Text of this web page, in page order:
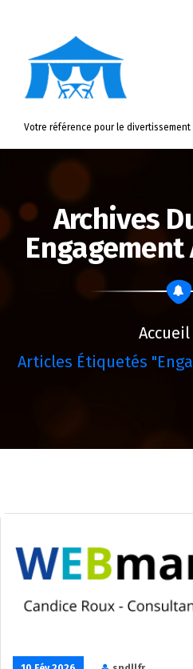
Votre référence pour le
Archives
Engagement
Accueil
Articles Étiquetés